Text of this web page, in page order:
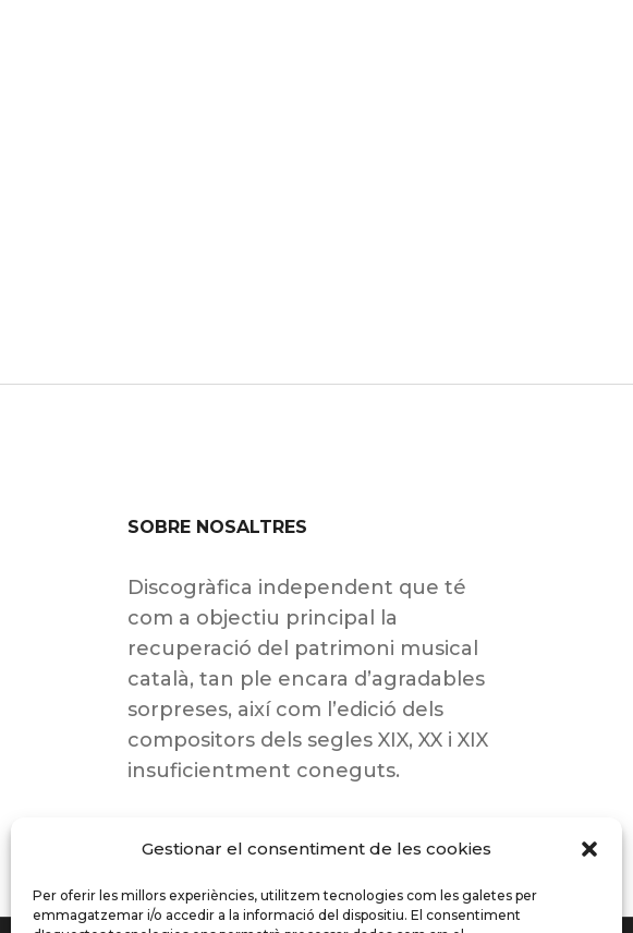
Gestionar el consentiment de les cookies
Per oferir les millors experiències, utilitzem tecnologies com les galetes per
emmagatzemar i/o accedir a la informació del dispositiu. El consentiment
SOBRE NOSALTRES
Discogràfica independent que té
com a objectiu principal la
recuperació del patrimoni musical
català, tan ple encara d’agradables
sorpreses, així com l’edició dels
compositors dels segles XIX, XX i XIX
insuficientment coneguts.